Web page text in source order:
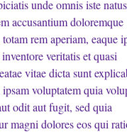
unde omnis iste
accusantium doloremque
rem aperiam, eaque
veritatis et quasi
vitae dicta sunt
voluptatem quia
odit aut fugit, sed quia
magni dolores eos qui